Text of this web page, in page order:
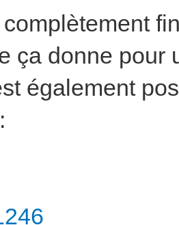
ça donne pour
également